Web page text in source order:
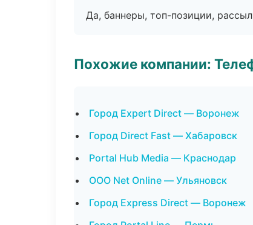
Да, баннеры, топ-позиции,
Похожие компании:
Город Expert Direct — Воронеж
Город Direct Fast — Хабаровск
Portal Hub Media — Краснодар
ООО Net Online — Ульяновск
Город Express Direct — Воронеж